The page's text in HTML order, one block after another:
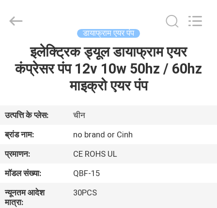
हमारे
बारे
में
कारखाना
भ्रमण
co.,limited.
डायाफ्राम एयर पंप
इलेक्ट्रिक ड्यूल डायाफ्राम एयर
कंप्रेसर पंप 12v 10w 50hz / 60hz
माइक्रो एयर पंप
उत्पत्ति के प्लेस:
चीन
ब्रांड नाम:
no brand or Cinh
प्रमाणन:
CE ROHS UL
मॉडल संख्या:
QBF-15
न्यूनतम आदेश
मात्रा:
30PCS